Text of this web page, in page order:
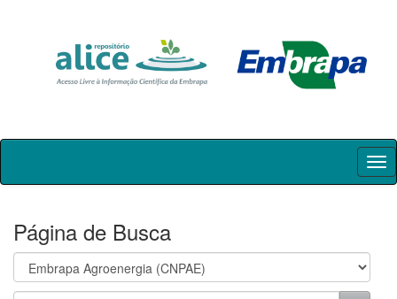
Skip
Página de Busca